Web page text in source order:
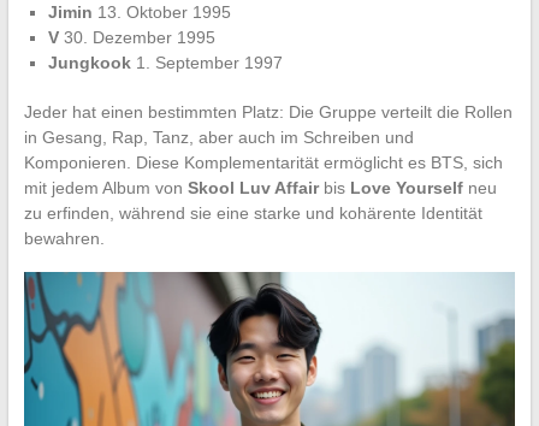
Jimin 13. Oktober 1995
V30. Dezember 1995
Jungkook1. September 1997
Jeder hat einen bestimmten Platz: Die Gruppe verteilt die Rollen
in Gesang, Rap, Tanz, aber auch im Schreiben und
Komponieren. Diese Komplementarität ermöglicht es BTS, sich
mit jedem Album von Skool Luv Affairbis Love Yourselfneu
zu erfinden, während sie eine starke und kohärente Identität
bewahren.